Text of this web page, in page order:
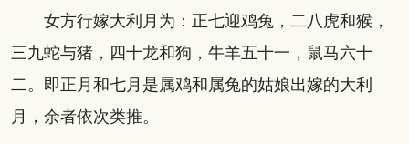
女方行嫁大利月为：正七迎鸡兔，二八虎和猴，
三九蛇与猪，四十龙和狗，牛羊五十一，鼠马六十
二。即正月和七月是属鸡和属兔的姑娘出嫁的大利
月，余者依次类推。